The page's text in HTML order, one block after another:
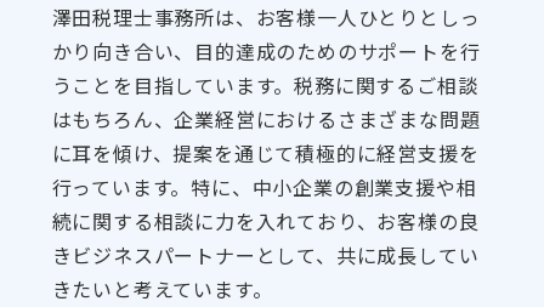
澤田税理士事務所は、お客様一人ひとりとしっ
かり向き合い、目的達成のためのサポートを行
うことを目指しています。税務に関するご相談
はもちろん、企業経営におけるさまざまな問題
に耳を傾け、提案を通じて積極的に経営支援を
行っています。特に、中小企業の創業支援や相
続に関する相談に力を入れており、お客様の良
きビジネスパートナーとして、共に成長してい
きたいと考えています。